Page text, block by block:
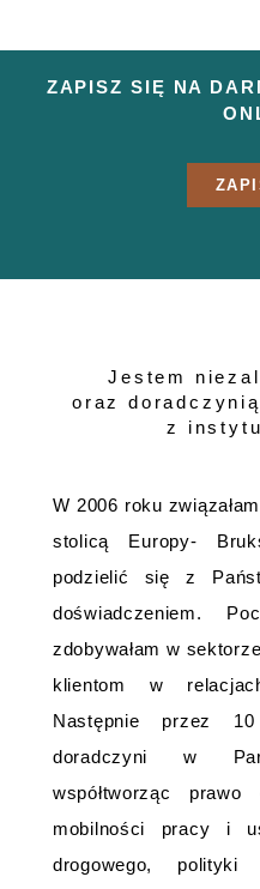
ZAPISZ SIĘ NA
Jestem
oraz
z
W 2006 roku
stolicą Europy-
podzielić się z
doświadczeniem.
zdobywałam w
klientom w
Następnie przez
doradczyni w
współtworząc
mobilności pracy i
drogowego,